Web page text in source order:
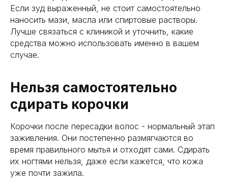
Если зуд выраженный, не стоит самостоятельно
наносить мази, масла или спиртовые растворы.
Лучше связаться с клиникой и уточнить, какие
средства можно использовать именно в вашем
случае.
Нельзя самостоятельно
сдирать корочки
Корочки после пересадки волос - нормальный этап
заживления. Они постепенно размягчаются во
время правильного мытья и отходят сами. Сдирать
их ногтями нельзя, даже если кажется, что кожа
уже почти зажила.